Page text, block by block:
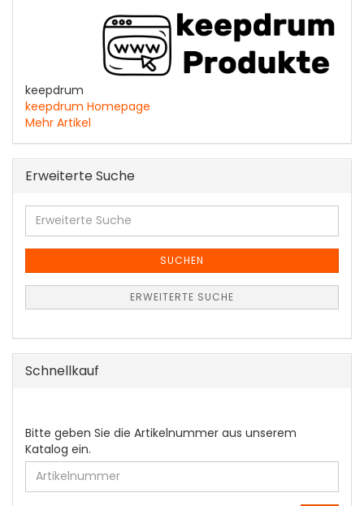
keepdrum
keepdrum Homepage
Mehr Artikel
Erweiterte Suche
Erweiterte
Suche
SUCHEN
ERWEITERTE SUCHE
Schnellkauf
BITTE
GEBEN
SIE
DIE
ARTIKELNUMMER
Bitte geben Sie die Artikelnummer aus unserem
Katalog ein.